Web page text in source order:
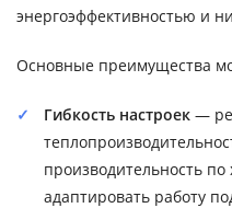
энергоэффективностью и
Основные преимущества
Гибкость настроек —
производительность по
адаптировать работу